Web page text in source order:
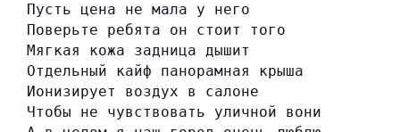
Пусть цена не мала у него
Поверьте ребята он стоит того
Мягкая кожа задница дышит
Отдельный кайф панорамная крыша
Ионизирует воздух в салоне
Чтобы не чувствовать уличной вони